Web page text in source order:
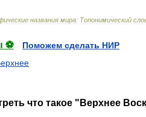
названия мира: Топонимический
⚽
Поможем сделать НИР
что такое "Верхнее